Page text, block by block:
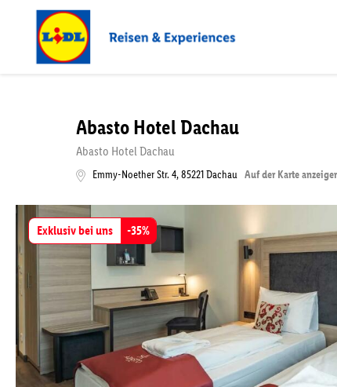
Abasto Hotel Dachau
Abasto Hotel Dachau
Emmy-Noether Str. 4,85221Dachau Auf der Karte
Exklusiv bei uns -35%